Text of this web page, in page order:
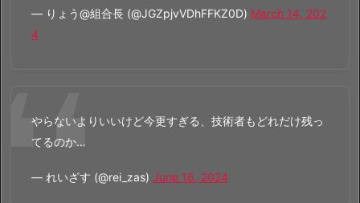
— りょう@組合長 (@JGZpjvVDhFFKZ0D) March 14, 202
4
やらないよりいいけど今更すぎる、技術者もどれだけ残っ
てるのか…
— れいざす (@rei_zas) June 16, 2024